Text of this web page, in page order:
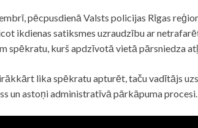
pēcpusdienā Valsts policijas Rīgas
ikdienas satiksmes uzraudzību ar
spēkratu, kurš apdzīvotā vietā pārsniedza
lika spēkratu apturēt, taču vadītājs
un astoņi administratīvā pārkāpuma procesi.